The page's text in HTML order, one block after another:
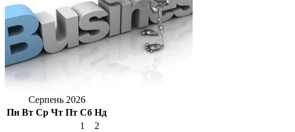
Серпень 2026
Пн Вт Ср Чт Пт Сб Нд
1
2